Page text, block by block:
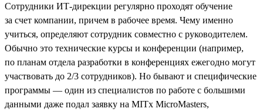
Сотрудники ИТ-дирекции регулярно проходят обучение
за счет компании, причем в рабочее время. Чему именно
учиться, определяют сотрудник совместно с руководителем.
Обычно это технические курсы и конференции (например,
по планам отдела разработки в конференциях ежегодно могут
участвовать до 2/3 сотрудников). Но бывают и специфические
программы — один из специалистов по работе с большими
данными даже подал заявку на MITx MicroMasters,